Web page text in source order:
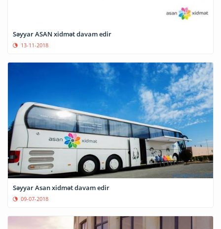
Səyyar ASAN xidmət davam edir
13-11-2018
Səyyar Asan xidmət davam edir
09-07-2018